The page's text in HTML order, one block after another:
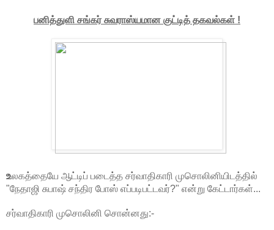
பனித்துளி சங்கர் சுவராஸ்யமான குட்டித் தகவல்கள் !
உலகத்தையே ஆட்டிப் படைத்த சர்வாதிகாரி முசொலினியிடத்தில்
"நேதாஜி சுபாஷ் சந்திர போஸ் எப்படிபட்டவர்?" என்று கேட்டார்கள்...
சர்வாதிகாரி முசொலினி சொன்னது:-